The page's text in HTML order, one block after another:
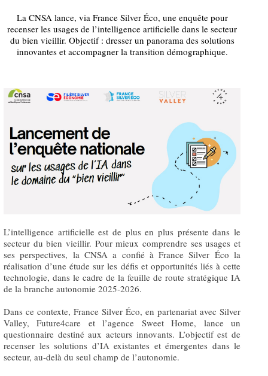
La CNSA lance, via France Silver Éco, une enquête pour
recenser les usages de l’intelligence artificielle dans le secteur
du bien vieillir. Objectif : dresser un panorama des solutions
innovantes et accompagner la transition démographique.
L’intelligence artificielle est de plus en plus présente dans le
secteur du bien vieillir. Pour mieux comprendre ses usages et
ses perspectives, la CNSA a confié à France Silver Éco la
réalisation d’une étude sur les défis et opportunités liés à cette
technologie, dans le cadre de la feuille de route stratégique IA
de la branche autonomie 2025‑2026.
Dans ce contexte, France Silver Éco, en partenariat avec Silver
Valley, Future4care et l’agence Sweet Home, lance un
questionnaire destiné aux acteurs innovants. L’objectif est de
recenser les solutions d’IA existantes et émergentes dans le
secteur, au‑delà du seul champ de l’autonomie.